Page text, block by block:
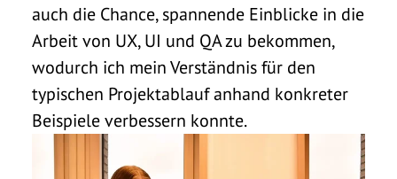
auch die Chance, spannende Einblicke in die
Arbeit von UX, UI und QA zu bekommen,
wodurch ich mein Verständnis für den
typischen Projektablauf anhand konkreter
Beispiele verbessern konnte.